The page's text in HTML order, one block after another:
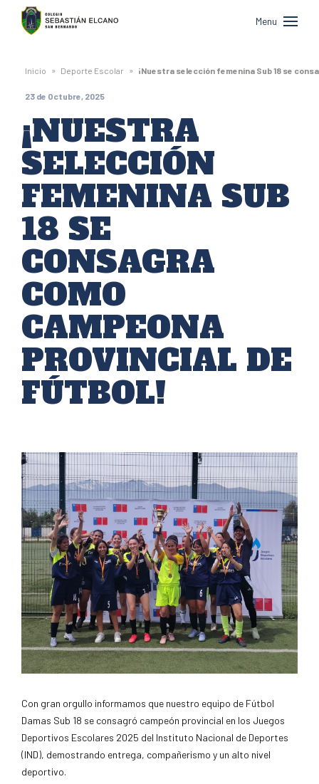
Colegio
Sebastián
Elcano
de
San
Bernardo
Menu
Inicio » Deporte Escolar » ¡Nuestra selección femenina Sub 18 se
23 de Octubre, 2025
¡NUESTRA
SELECCIÓN
FEMENINA SUB
18 SE
CONSAGRA
COMO
CAMPEONA
PROVINCIAL DE
FÚTBOL!
Con gran orgullo informamos que nuestro equipo de Fútbol
Damas Sub 18 se consagró campeón provincial en los Juegos
Deportivos Escolares 2025 del Instituto Nacional de Deportes
(IND), demostrando entrega, compañerismo y un alto nivel
deportivo.